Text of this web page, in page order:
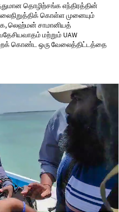
தொழிற்சங்க எந்திரத்தின்
கொள்ள முனையும்
லெஹ்மன் சாமானியத்
மற்றும் UAW
கொண்ட ஒரு வேலைத்திட்டத்தை